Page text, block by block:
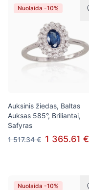
Nuolaida -10%
Auksinis žiedas, Baltas
Auksas 585°, Briliantai,
Safyras
1 517.34 € 1 365.61 €
Nuolaida -10%